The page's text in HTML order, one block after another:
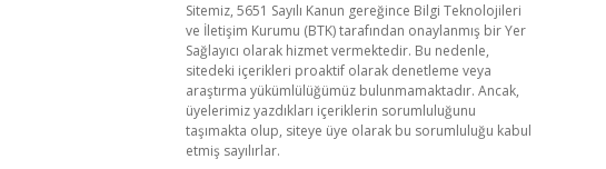
Sitemiz, 5651 Sayılı Kanun gereğince Bilgi Teknolojileri
ve İletişim Kurumu (BTK) tarafından onaylanmış bir Yer
Sağlayıcı olarak hizmet vermektedir. Bu nedenle,
sitedeki içerikleri proaktif olarak denetleme veya
araştırma yükümlülüğümüz bulunmamaktadır. Ancak,
üyelerimiz yazdıkları içeriklerin sorumluluğunu
taşımakta olup, siteye üye olarak bu sorumluluğu kabul
etmiş sayılırlar.